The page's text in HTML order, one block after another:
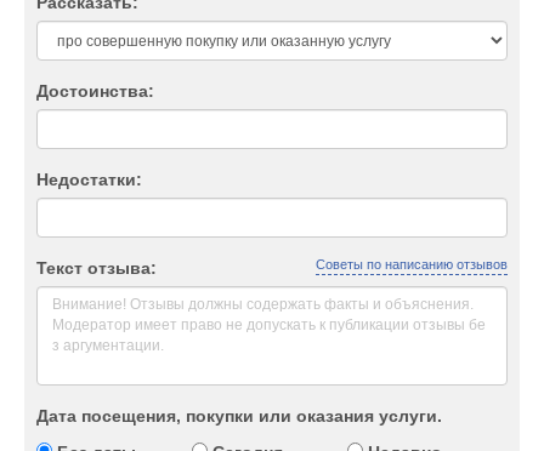
Достоинства:
Недостатки:
Текст отзыва: Советы по написанию отзывов
Дата посещения, покупки или оказания услуги.